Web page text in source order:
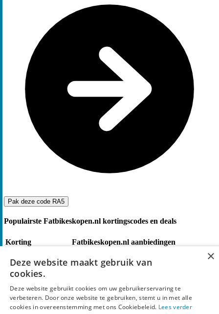
Pak deze code RA5
Populairste Fatbikeskopen.nl kortingscodes en deals
Korting
Fatbikeskopen.nl aanbiedingen
Fatbikeskopen nieuwsbrief
Is er een werkende Fatbikeskopen.nl kortingscode
beschikbaar?
×
Deze website maakt gebruik van
cookies.
Deze website gebruikt cookies om uw gebruikerservaring te
verbeteren. Door onze website te gebruiken, stemt u in met alle
cookies in overeenstemming met ons Cookiebeleid. Lees verder